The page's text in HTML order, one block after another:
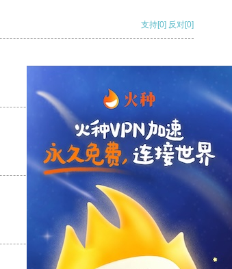
支持[0] 反对[0]
支持
支持[0] 反对[0]
支持[0] 反对[0]